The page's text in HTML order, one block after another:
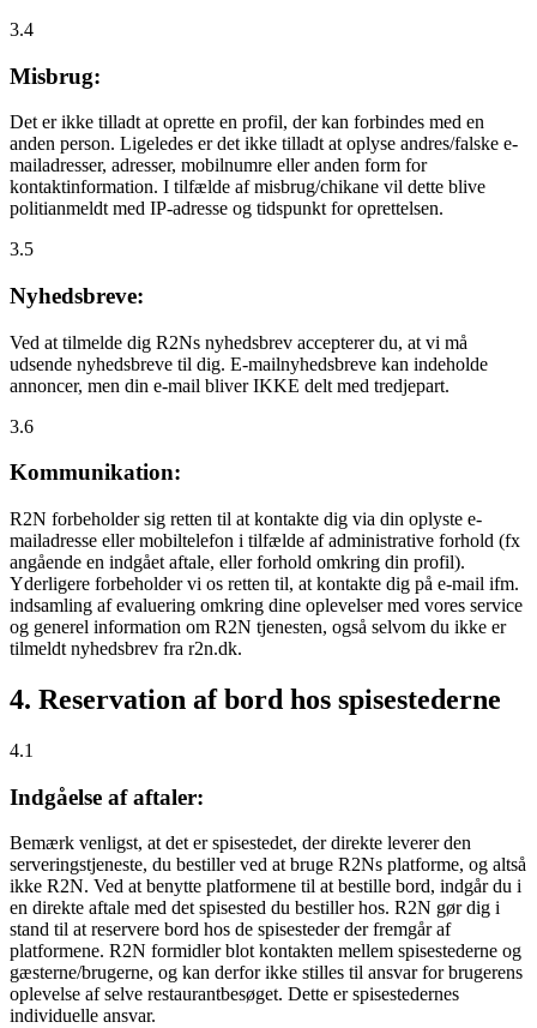
3.4
Misbrug:
Det er ikke tilladt at oprette en profil, der kan forbindes med en
anden person. Ligeledes er det ikke tilladt at oplyse andres/falske e-
mailadresser, adresser, mobilnumre eller anden form for
kontaktinformation. I tilfælde af misbrug/chikane vil dette blive
politianmeldt med IP-adresse og tidspunkt for oprettelsen.
3.5
Nyhedsbreve:
Ved at tilmelde dig R2Ns nyhedsbrev accepterer du, at vi må
udsende nyhedsbreve til dig. E-mailnyhedsbreve kan indeholde
annoncer, men din e-mail bliver IKKE delt med tredjepart.
3.6
Kommunikation:
R2N forbeholder sig retten til at kontakte dig via din oplyste e-
mailadresse eller mobiltelefon i tilfælde af administrative forhold (fx
angående en indgået aftale, eller forhold omkring din profil).
Yderligere forbeholder vi os retten til, at kontakte dig på e-mail ifm.
indsamling af evaluering omkring dine oplevelser med vores service
og generel information om R2N tjenesten, også selvom du ikke er
tilmeldt nyhedsbrev fra r2n.dk.
4. Reservation af bord hos spisestederne
4.1
Indgåelse af aftaler:
Bemærk venligst, at det er spisestedet, der direkte leverer den
serveringstjeneste, du bestiller ved at bruge R2Ns platforme, og altså
ikke R2N. Ved at benytte platformene til at bestille bord, indgår du i
en direkte aftale med det spisested du bestiller hos. R2N gør dig i
stand til at reservere bord hos de spisesteder der fremgår af
platformene. R2N formidler blot kontakten mellem spisestederne og
gæsterne/brugerne, og kan derfor ikke stilles til ansvar for brugerens
oplevelse af selve restaurantbesøget. Dette er spisestedernes
individuelle ansvar.